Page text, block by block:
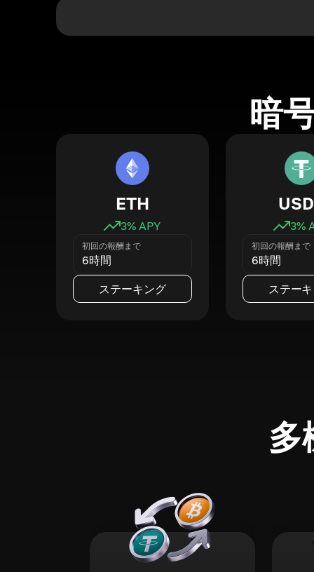
暗
ETH
3% APY
初回の報酬まで
6時間
ステーキング
3%
初回の報酬まで
6時間
ステー
多